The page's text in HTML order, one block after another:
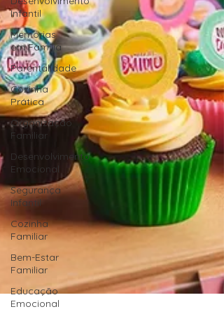
Infantil
Memórias
em Família
Parentalidade
Cozinha
Prática
Organização
Familiar
Desenvolvimento
Emocional
Segurança
Infantil
Cozinha
Familiar
Bem-Estar
Familiar
Educação
Emocional